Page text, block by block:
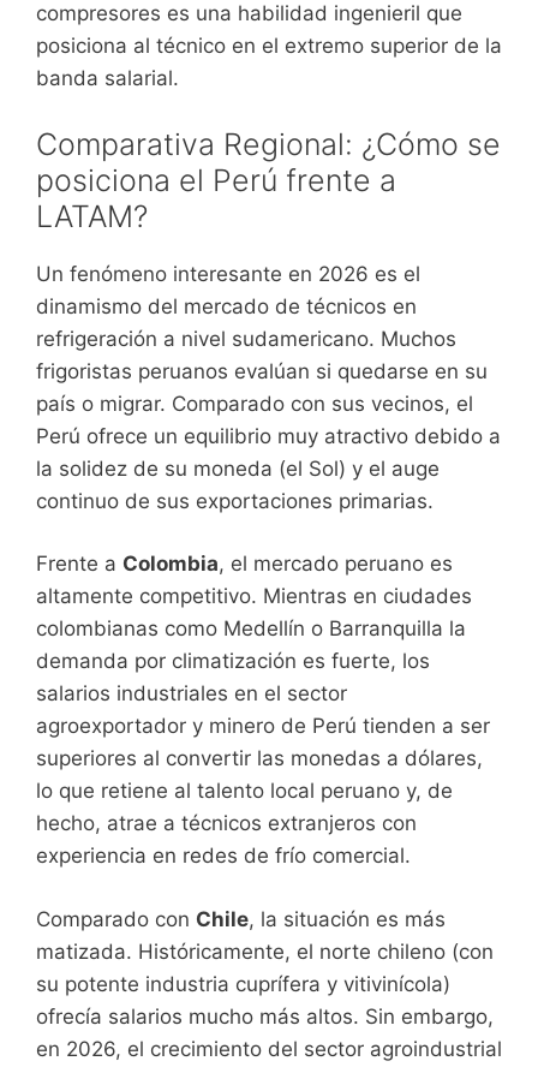
compresores es una habilidad ingenieril que
posiciona al técnico en el extremo superior de la
banda salarial.
Comparativa Regional: ¿Cómo se
posiciona el Perú frente a
LATAM?
Un fenómeno interesante en 2026 es el
dinamismo del mercado de técnicos en
refrigeración a nivel sudamericano. Muchos
frigoristas peruanos evalúan si quedarse en su
país o migrar. Comparado con sus vecinos, el
Perú ofrece un equilibrio muy atractivo debido a
la solidez de su moneda (el Sol) y el auge
continuo de sus exportaciones primarias.
Frente a Colombia, el mercado peruano es
altamente competitivo. Mientras en ciudades
colombianas como Medellín o Barranquilla la
demanda por climatización es fuerte, los
salarios industriales en el sector
agroexportador y minero de Perú tienden a ser
superiores al convertir las monedas a dólares,
lo que retiene al talento local peruano y, de
hecho, atrae a técnicos extranjeros con
experiencia en redes de frío comercial.
Comparado con Chile, la situación es más
matizada. Históricamente, el norte chileno (con
su potente industria cuprífera y vitivinícola)
ofrecía salarios mucho más altos. Sin embargo,
en 2026, el crecimiento del sector agroindustrial